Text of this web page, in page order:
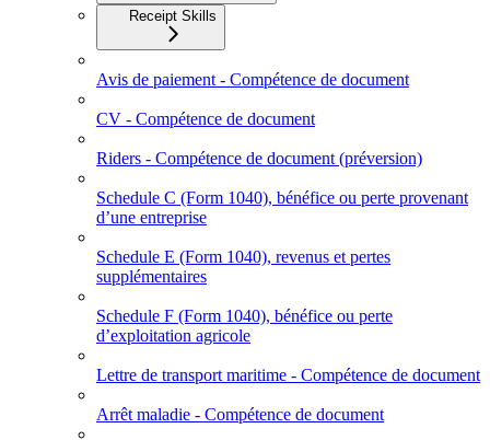
Receipt Skills
Avis de paiement - Compétence de document
CV - Compétence de document
Riders - Compétence de document (préversion)
Schedule C (Form 1040), bénéfice ou perte provenant
d’une entreprise
Schedule E (Form 1040), revenus et pertes
supplémentaires
Schedule F (Form 1040), bénéfice ou perte
d’exploitation agricole
Lettre de transport maritime - Compétence de document
Arrêt maladie - Compétence de document